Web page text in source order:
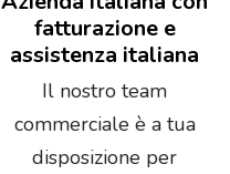
fatturazione e
assistenza italiana
Il nostro team
commerciale è a tua
disposizione per